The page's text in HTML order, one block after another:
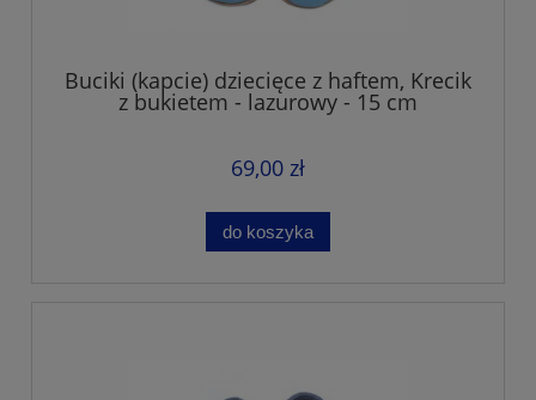
Buciki (kapcie) dziecięce z haftem, Krecik
z bukietem - lazurowy - 15 cm
69,00 zł
do koszyka